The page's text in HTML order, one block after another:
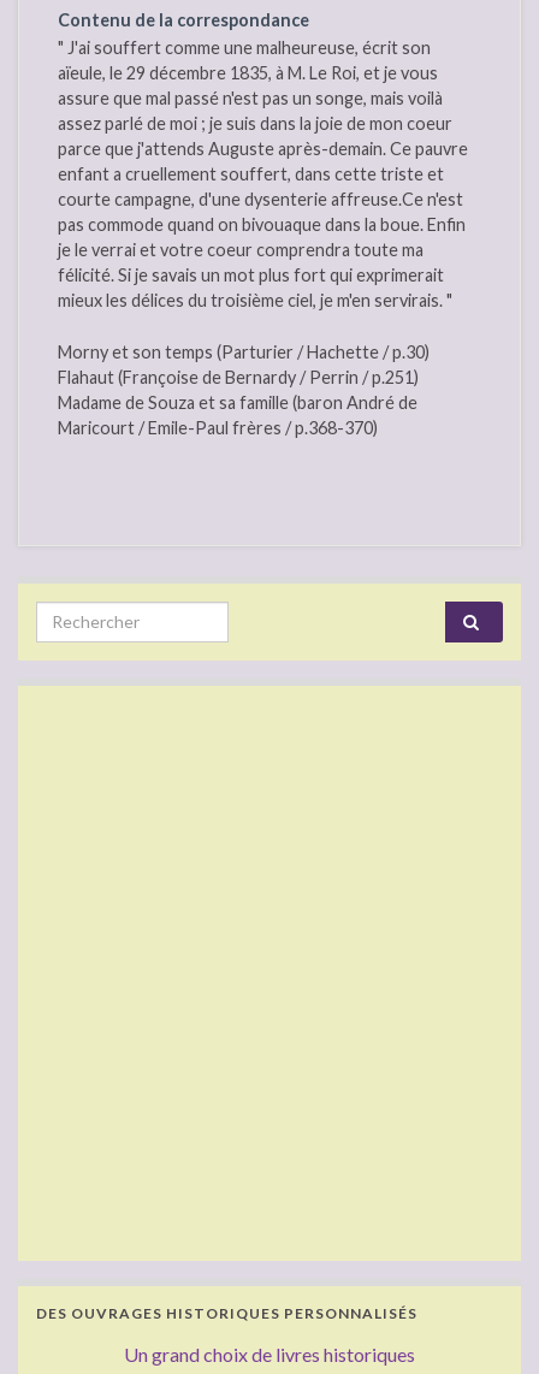
Contenu de la correspondance
" J'ai souffert comme une malheureuse, écrit son
aïeule, le 29 décembre 1835, à M. Le Roi, et je vous
assure que mal passé n'est pas un songe, mais voilà
assez parlé de moi ; je suis dans la joie de mon coeur
parce que j'attends Auguste après-demain. Ce pauvre
enfant a cruellement souffert, dans cette triste et
courte campagne, d'une dysenterie affreuse.Ce n'est
pas commode quand on bivouaque dans la boue. Enfin
je le verrai et votre coeur comprendra toute ma
félicité. Si je savais un mot plus fort qui exprimerait
mieux les délices du troisième ciel, je m'en servirais. "
Morny et son temps (Parturier / Hachette / p.30)
Flahaut (Françoise de Bernardy / Perrin / p.251)
Madame de Souza et sa famille (baron André de
Maricourt / Emile-Paul frères / p.368-370)
Search for:
DES OUVRAGES HISTORIQUES PERSONNALISÉS
Un grand choix de livres historiques